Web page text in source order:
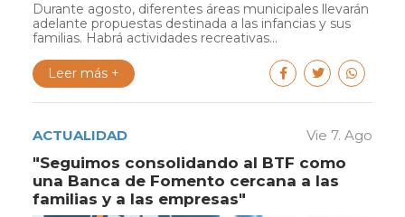
Durante agosto, diferentes áreas municipales llevarán
adelante propuestas destinada a las infancias y sus
familias. Habrá actividades recreativas...
Leer más +
ACTUALIDAD Vie 7. Ago
"Seguimos consolidando al BTF como
una Banca de Fomento cercana a las
familias y a las empresas"